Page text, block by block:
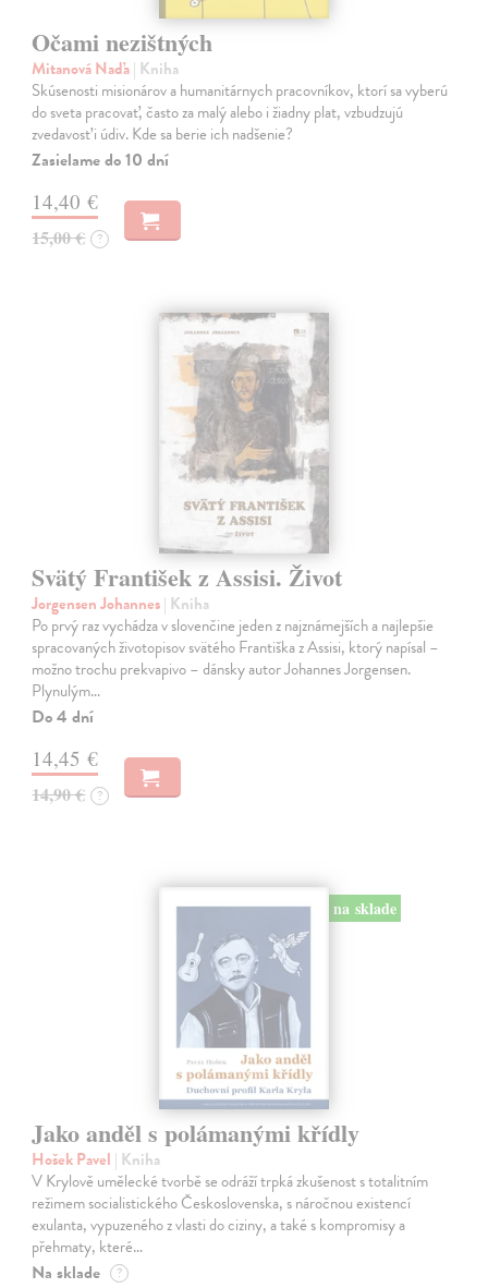
Očami nezištných
Mitanová Naďa| Kniha
Skúsenosti misionárov a humanitárnych pracovníkov, ktorí sa vyberú
do sveta pracovať, často za malý alebo i žiadny plat, vzbudzujú
zvedavosť i údiv. Kde sa berie ich nadšenie?
Zasielame do 10 dní
14,40 €
15,00 € ?
Svätý František z Assisi. Život
Jorgensen Johannes| Kniha
Po prvý raz vychádza v slovenčine jeden z najznámejších a najlepšie
spracovaných životopisov svätého Františka z Assisi, ktorý napísal –
možno trochu prekvapivo – dánsky autor Johannes Jorgensen.
Plynulým…
Do 4 dní
14,45 €
14,90 € ?
na sklade
Jako anděl s polámanými křídly
Hošek Pavel | Kniha
V Krylově umělecké tvorbě se odráží trpká zkušenost s totalitním
režimem socialistického Československa, s náročnou existencí
exulanta, vypuzeného z vlasti do ciziny, a také s kompromisy a
přehmaty, které…
Na sklade ?